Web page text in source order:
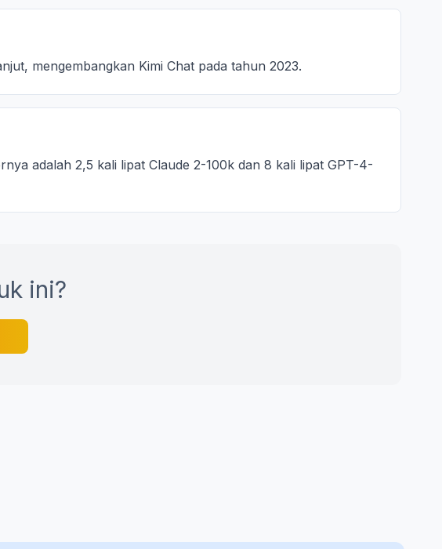
mengembangkan Kimi Chat pada tahun 2023.
adalah 2,5 kali lipat Claude 2-100k dan 8 kali lipat GPT-4-
ini?